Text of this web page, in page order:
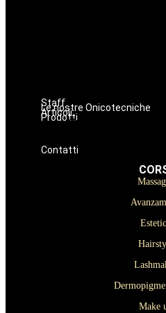
Staff
Le nostre Onicotecniche
Articoli
ProdottiOniconails
Prodotti per
Contatti
Make